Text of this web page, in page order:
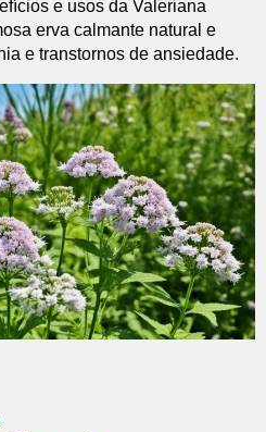
e usos da Valeriana
erva calmante natural e
e transtornos de ansiedade.